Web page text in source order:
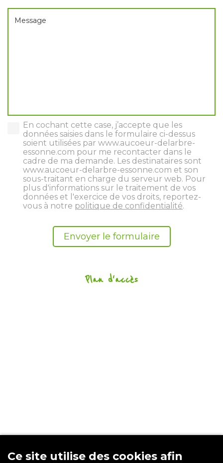
Message
En cochant cette case, j’accepte que les
données saisies dans le formulaire ci-dessus
soient utilisées par www.aucoeur-delarbre-
essonne.com pour me recontacter dans le
cadre de ma demande. Les destinataires sont
www.aucoeur-delarbre-essonne.com et son
sous-traitant en charge du serveur web. Pour
plus d'informations sur le traitement de vos
données et l'exercice de vos droits, reportez-
vous à notre politique de confidentialité.
Plan d'accès
AU COEUR DE L'ARBRE
Ce site utilise des cookies afin